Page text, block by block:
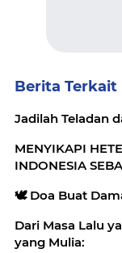
Berita Terkait
Jadilah Teladan
MENYIKAPI
INDONESIA
Dari Masa Lalu
yang Mulia: